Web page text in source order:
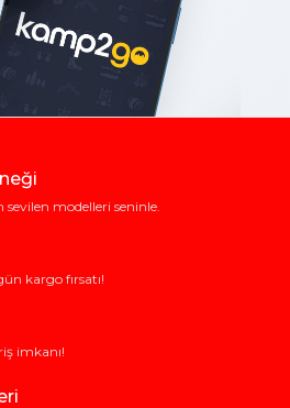
sevilen modelleri seninle.
kargo fırsatı!
imkanı!